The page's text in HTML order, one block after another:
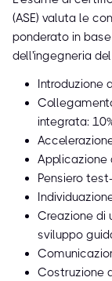
(ASE) valuta le
ponderato in
dell'ingegneria
Introduzione
integrata:
Applicazione
Pensiero
Creazione di
sviluppo
Costruzione